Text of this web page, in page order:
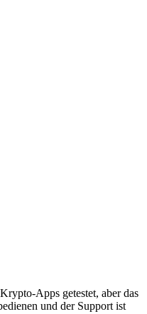
Apps getestet, aber das
und der Support ist